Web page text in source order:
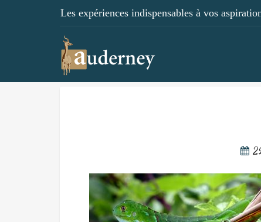
Les expériences indispensables à vos